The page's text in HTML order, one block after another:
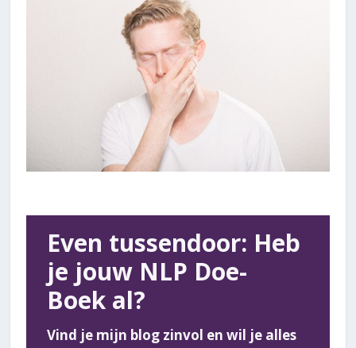
Even tussendoor: Heb
je jouw NLP Doe-
Boek al?
Vind je mijn blog zinvol en wil je alles